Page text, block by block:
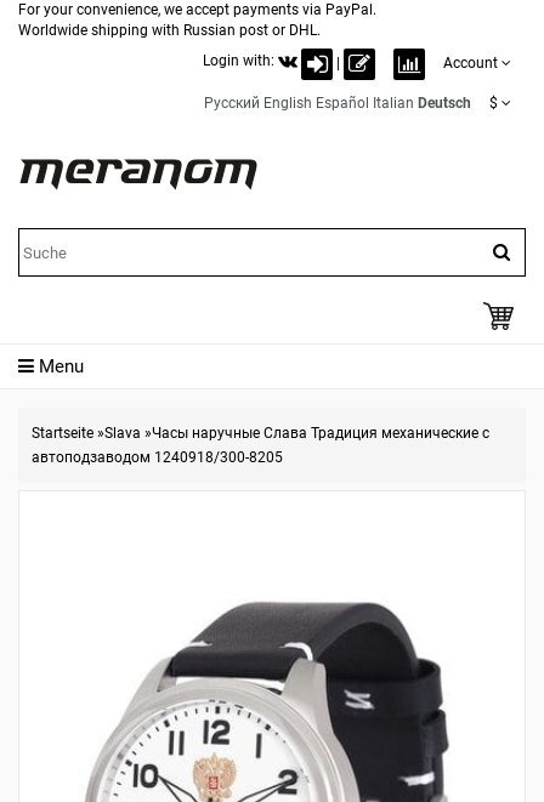
For your convenience, we accept payments via PayPal.
Worldwide shipping with Russian post or DHL.
Login with:
Account
Русский English Español Italian Deutsch $
Menu
Startseite »Slava »Часы наручные Слава Традиция механические с
автоподзаводом 1240918/300-8205